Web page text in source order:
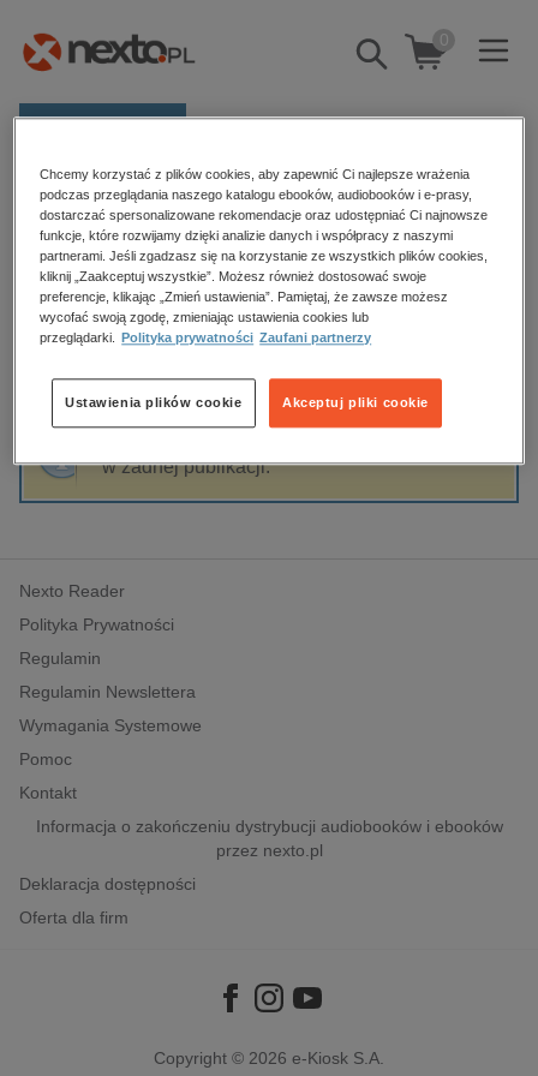
Pokaż/schowaj
wyszukiwarkę
0
Kategorie
Zobacz wszystkie E-prasa
budownictwo, aranżacja wnętrz
biznesowe, branżowe, gospodarka
dzienniki
edukacja
hobby, sport, rozrywka
komputery, internet, technologie, informatyka
polityka, społeczno-informacyjne
psychologiczne
inne
popularno-naukowe
historia
Strona główna Anna Fuks
Anna Fuks
Sortowanie Filtrowanie
w żadnej publikacji.
Nexto Reader
Polityka Prywatności
Regulamin
Regulamin Newslettera
Wymagania Systemowe
Pomoc
Kontakt
Informacja o zakończeniu dystrybucji audiobooków i ebooków
przez nexto.pl
Deklaracja dostępności
Oferta dla firm
Copyright © 2026 e-Kiosk S.A.
Chcemy korzystać z plików cookies, aby zapewnić Ci najlepsze wrażenia
podczas przeglądania naszego katalogu ebooków, audiobooków i e-prasy,
dostarczać spersonalizowane rekomendacje oraz udostępniać Ci najnowsze
funkcje, które rozwijamy dzięki analizie danych i współpracy z naszymi
partnerami. Jeśli zgadzasz się na korzystanie ze wszystkich plików cookies,
kliknij „Zaakceptuj wszystkie”. Możesz również dostosować swoje
preferencje, klikając „Zmień ustawienia”. Pamiętaj, że zawsze możesz
wycofać swoją zgodę, zmieniając ustawienia cookies lub
przeglądarki.
Polityka prywatności Zaufani partnerzy
Akceptuj pliki cookie
Ustawienia plików cookie